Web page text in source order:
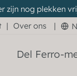
nog plekken
| Over ons |
Del Ferro-